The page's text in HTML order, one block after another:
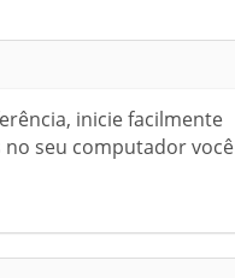
inicie facilmente
seu computador você